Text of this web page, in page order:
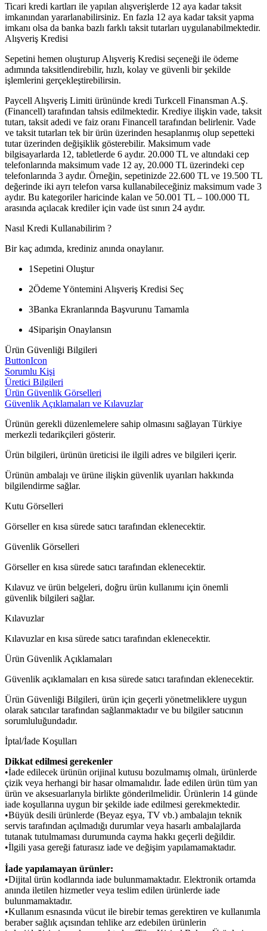
Ticari kredi kartları ile yapılan alışverişlerde 12 aya kadar taksit
imkanından yararlanabilirsiniz. En fazla 12 aya kadar taksit yapma
imkanı olsa da banka bazlı farklı taksit tutarları uygulanabilmektedir.
Alışveriş Kredisi
Sepetini hemen oluşturup Alışveriş Kredisi seçeneği ile ödeme
adımında taksitlendirebilir, hızlı, kolay ve güvenli bir şekilde
işlemlerini gerçekleştirebilirsin.
Paycell Alışveriş Limiti ürününde kredi Turkcell Finansman A.Ş.
(Financell) tarafından tahsis edilmektedir. Krediye ilişkin vade, taksit
tutarı, taksit adedi ve faiz oranı Financell tarafından belirlenir. Vade
ve taksit tutarları tek bir ürün üzerinden hesaplanmış olup sepetteki
tutar üzerinden değişiklik gösterebilir. Maksimum vade
bilgisayarlarda 12, tabletlerde 6 aydır. 20.000 TL ve altındaki cep
telefonlarında maksimum vade 12 ay, 20.000 TL üzerindeki cep
telefonlarında 3 aydır. Örneğin, sepetinizde 22.600 TL ve 19.500 TL
değerinde iki ayrı telefon varsa kullanabileceğiniz maksimum vade 3
aydır. Bu kategoriler haricinde kalan ve 50.001 TL – 100.000 TL
arasında açılacak krediler için vade üst sınırı 24 aydır.
Nasıl Kredi Kullanabilirim ?
Bir kaç adımda, krediniz anında onaylanır.
1 Sepetini Oluştur
2Ödeme Yöntemini Alışveriş Kredisi Seç
3Banka Ekranlarında Başvurunu Tamamla
4Siparişin Onaylansın
Ürün Güvenliği Bilgileri
ButtonIcon
Sorumlu Kişi
Üretici Bilgileri
Ürün Güvenlik Görselleri
Güvenlik Açıklamaları ve Kılavuzlar
Ürünün gerekli düzenlemelere sahip olmasını sağlayan Türkiye
merkezli tedarikçileri gösterir.
Ürün bilgileri, ürünün üreticisi ile ilgili adres ve bilgileri içerir.
Ürünün ambalajı ve ürüne ilişkin güvenlik uyarıları hakkında
bilgilendirme sağlar.
Kutu Görselleri
Görseller en kısa sürede satıcı tarafından eklenecektir.
Güvenlik Görselleri
Görseller en kısa sürede satıcı tarafından eklenecektir.
Kılavuz ve ürün belgeleri, doğru ürün kullanımı için önemli
güvenlik bilgileri sağlar.
Kılavuzlar
Kılavuzlar en kısa sürede satıcı tarafından eklenecektir.
Ürün Güvenlik Açıklamaları
Güvenlik açıklamaları en kısa sürede satıcı tarafından eklenecektir.
Ürün Güvenliği Bilgileri, ürün için geçerli yönetmeliklere uygun
olarak satıcılar tarafından sağlanmaktadır ve bu bilgiler satıcının
sorumluluğundadır.
İptal/İade Koşulları
Dikkat edilmesi gerekenler
•İade edilecek ürünün orijinal kutusu bozulmamış olmalı, ürünlerde
çizik veya herhangi bir hasar olmamalıdır. İade edilen ürün tüm yan
ürün ve aksesuarlarıyla birlikte gönderilmelidir. Ürünlerin 14 günde
iade koşullarına uygun bir şekilde iade edilmesi gerekmektedir.
•Büyük desili ürünlerde (Beyaz eşya, TV vb.) ambalajın teknik
servis tarafından açılmadığı durumlar veya hasarlı ambalajlarda
tutanak tutulmaması durumunda cayma hakkı geçerli değildir.
•İlgili yasa gereği faturasız iade ve değişim yapılamamaktadır.
İade yapılamayan ürünler:
•Dijital ürün kodlarında iade bulunmamaktadır. Elektronik ortamda
anında iletilen hizmetler veya teslim edilen ürünlerde iade
bulunmamaktadır.
•Kullanım esnasında vücut ile birebir temas gerektiren ve kullanımla
beraber sağlık açısından tehlike arz edebilen ürünlerin